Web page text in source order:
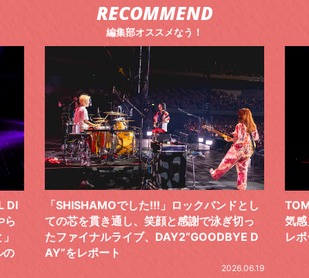
RECOMMEND
編集部オススメなう！
DI
ら
の
「SHISHAMOでした!!!」ロックバンドとし
ての芯を貫き通し、笑顔と感謝で泳ぎ切っ
たファイナルライブ、DAY2“GOODBYE D
AY”をレポート
2026.06.19
気
レ